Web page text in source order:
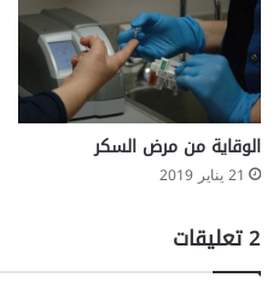
الوقاية من مرض السكر
21 يناير 2019
‫2 تعليقات